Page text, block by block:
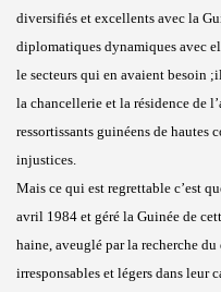
diversifiés et excellents avec la
diplomatiques dynamiques avec
le secteurs qui en avaient besoin
la chancellerie et la résidence de
ressortissants guinéens de hautes
injustices.
Mais ce qui est regrettable c’est
avril 1984 et géré la Guinée de
haine, aveuglé par la recherche
irresponsables et légers dans leur